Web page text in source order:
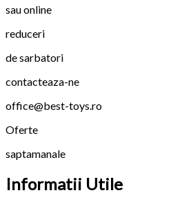
sau online
reduceri
de sarbatori
contacteaza-ne
office@best-toys.ro
Oferte
saptamanale
Informatii Utile